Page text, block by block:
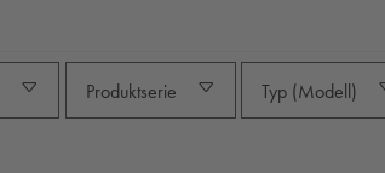
Produktserie Typ (Modell)